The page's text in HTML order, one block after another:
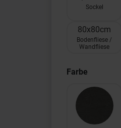
Sockel
80x80cm
Bodenfliese /
Wandfliese
Farbe